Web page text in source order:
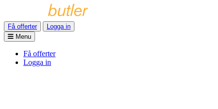
Få offerter
Logga in
Menu
Få offerter
Logga in